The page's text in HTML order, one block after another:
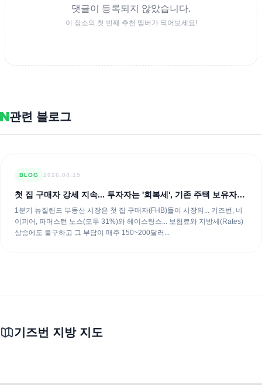
댓글이 등록되지 않았습니다.
이 장소의 첫 번째 추천 멤버가 되어보세요!
관련 블로그
BLOG 2026.04.15
첫 집 구매자 강세 지속... 투자자는 '회복세', 기존 주택 보유자는
'....
1분기 뉴질랜드 부동산 시장은 첫 집 구매자(FHB)들이 시장의... 기즈번, 네
이피어, 파머스턴 노스(모두 31%)와 헤이스팅스... 보험료와 지방세(Rates)
상승에도 불구하고 그 부담이 매주 150~200달러...
기즈번 지방 지도